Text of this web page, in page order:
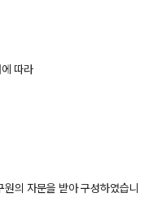
따라
원의 자문을 받아구성하였습니